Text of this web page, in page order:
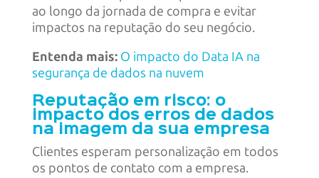
ao longo da jornada de compra e evitar
impactos na reputação do seu negócio.
Entenda mais: O impacto do Data IA na
segurança de dados na nuvem
Reputação em risco: o
impacto dos erros de dados
na imagem da sua empresa
Clientes esperam personalização em todos
os pontos de contato com a empresa.